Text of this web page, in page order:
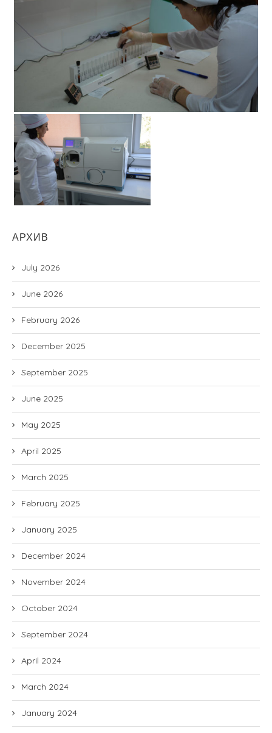
АРХИВ
July 2026
June 2026
February 2026
December 2025
September 2025
June 2025
May 2025
April 2025
March 2025
February 2025
January 2025
December 2024
November 2024
October 2024
September 2024
April 2024
March 2024
January 2024